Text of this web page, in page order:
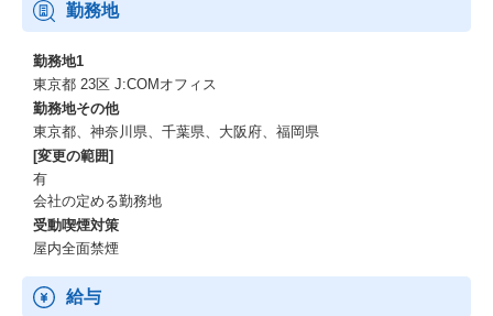
勤務地
勤務地1
東京都 23区 J:COMオフィス
勤務地その他
東京都、神奈川県、千葉県、大阪府、福岡県
[変更の範囲]
有
会社の定める勤務地
受動喫煙対策
屋内全面禁煙
給与